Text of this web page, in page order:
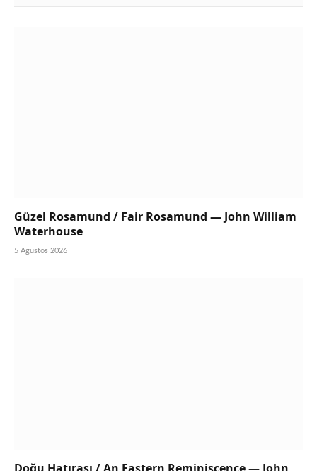
Güzel Rosamund / Fair Rosamund — John William
Waterhouse
5 Ağustos 2026